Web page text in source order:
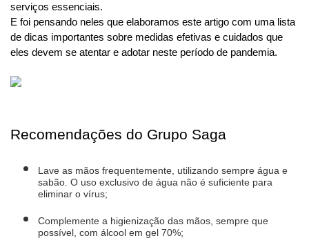
serviços essenciais.
E foi pensando neles que elaboramos este artigo com uma lista
de dicas importantes sobre medidas efetivas e cuidados que
eles devem se atentar e adotar neste período de pandemia.
Recomendações do Grupo Saga
Lave as mãos frequentemente, utilizando sempre água e
sabão. O uso exclusivo de água não é suficiente para
eliminar o vírus;
Complemente a higienização das mãos, sempre que
possível, com álcool em gel 70%;